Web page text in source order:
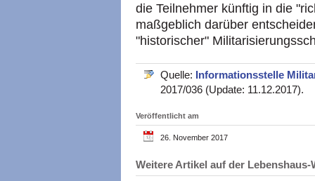
die Teilnehmer künftig in die
maßgeblich darüber
"historischer"
Quelle: Informationsstelle
2017/036 (Update: 11.12.2017).
Veröffentlicht am
26. November 2017
Weitere Artikel auf der